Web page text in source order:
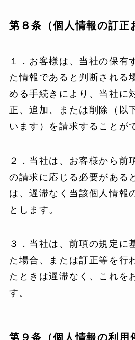
第８条（個人情報の訂正
１．お客様は、当社の保有
た情報であると判断される
める手続きにより、当社に
正、追加、または削除（以
います）を請求することが
２．当社は、お客様から前
の請求に応じる必要がある
は、遅滞なく当該個人情報
とします。
３．当社は、前項の規定に
た場合、または訂正等を行
たときは遅滞なく、これを
す。
第９条（個人情報の利用